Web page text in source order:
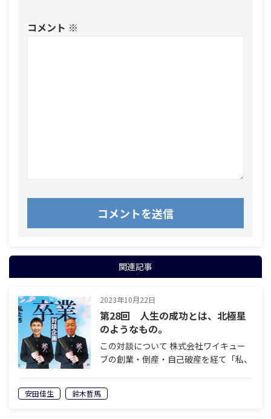
コメント ※
関連記事
2023年10月22日
第28回 人生の成功とは、北極星
のようなもの。
この対談について 株式会社ワイキュー
ブの創業・倒産・自己破産を経て「私、
佳生と、岐阜県美濃加茂エリアで老舗の
葬祭会社を経営し、60歳で経営から退
安田佳生 鈴木哲馬